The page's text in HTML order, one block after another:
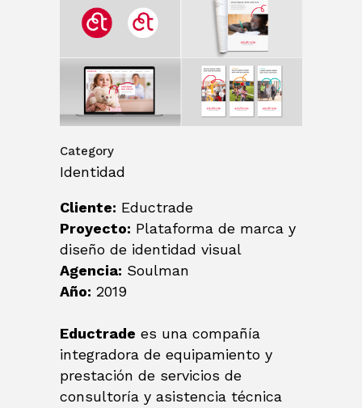
Category
Identidad
Cliente: Eductrade
Proyecto: Plataforma de marca y
diseño de identidad visual
Agencia: Soulman
Año: 2019
Eductrade es una compañía
integradora de equipamiento y
prestación de servicios de
consultoría y asistencia técnica